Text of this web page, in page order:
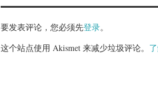
要发表评论，您必须先登录。
这个站点使用 Akismet 来减少垃圾评论。